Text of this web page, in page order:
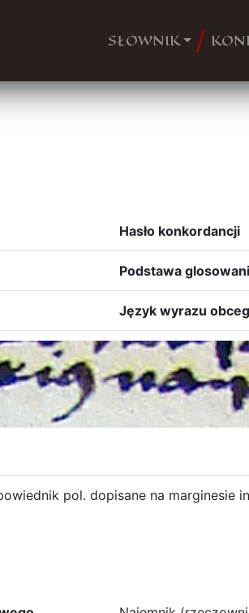
SŁOWNIK
Hasło konkordancji
Podstawa
Język wyrazu
pol. dopisane na marginesie